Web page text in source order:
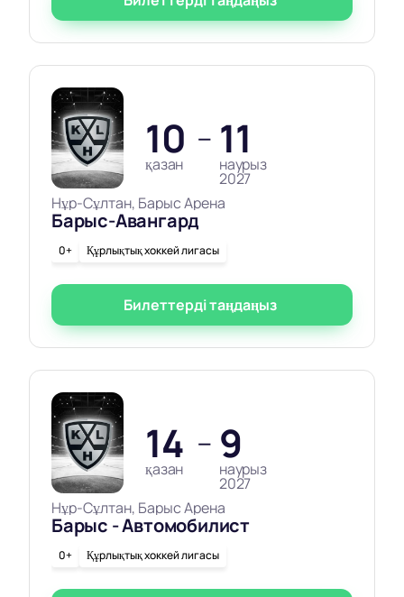
10
қазан
— 11
наурыз
2027
Нұр-Сұлтан, Барыс Арена
Барыс-Авангард
0+ Құрлықтық хоккей лигасы
Билеттерді таңдаңыз
14
қазан
— 9
наурыз
2027
Нұр-Сұлтан, Барыс Арена
Барыс - Автомобилист
0+ Құрлықтық хоккей лигасы